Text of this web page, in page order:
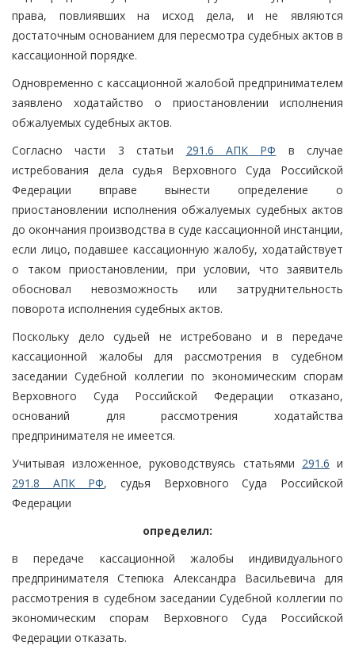
права, повлиявших на исход дела, и не являются
достаточным основанием для пересмотра судебных актов в
кассационной порядке.
Одновременно с кассационной жалобой предпринимателем
заявлено ходатайство о приостановлении исполнения
обжалуемых судебных актов.
Согласно части 3 статьи 291.6 АПК РФ в случае
истребования дела судья Верховного Суда Российской
Федерации вправе вынести определение о
приостановлении исполнения обжалуемых судебных актов
до окончания производства в суде кассационной инстанции,
если лицо, подавшее кассационную жалобу, ходатайствует
о таком приостановлении, при условии, что заявитель
обосновал невозможность или затруднительность
поворота исполнения судебных актов.
Поскольку дело судьей не истребовано и в передаче
кассационной жалобы для рассмотрения в судебном
заседании Судебной коллегии по экономическим спорам
Верховного Суда Российской Федерации отказано,
оснований для рассмотрения ходатайства
предпринимателя не имеется.
Учитывая изложенное, руководствуясь статьями 291.6 и
291.8 АПК РФ, судья Верховного Суда Российской
Федерации
определил:
в передаче кассационной жалобы индивидуального
предпринимателя Степюка Александра Васильевича для
рассмотрения в судебном заседании Судебной коллегии по
экономическим спорам Верховного Суда Российской
Федерации отказать.